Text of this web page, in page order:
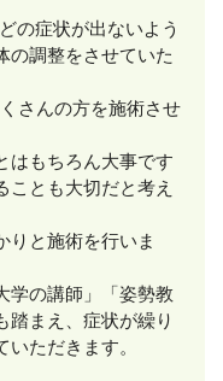
の症状が出ないよう
の調整をさせていた
さんの方を施術させ
はもちろん大事です
ことも大切だと考え
りと施術を行いま
学の講師」「姿勢教
踏まえ、症状が繰り
ただきます。